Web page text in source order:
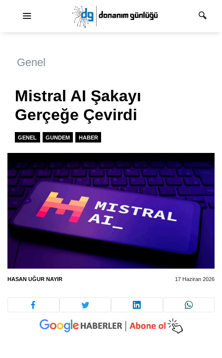
Genel
Mistral AI Şakayı
Gerçeğe Çevirdi
GENEL GUNDEM HABER
HASAN UĞUR NAYIR 17 Haziran 2026